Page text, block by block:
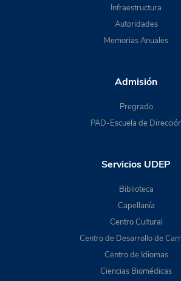
Infraestructura
Autoridades
Memorias Anuales
Admisión
Pregrado
PAD-Escuela de
Servicios UDEP
Biblioteca
Capellanía
Centro Cultural
Centro de Desarrollo de
Centro de Idiomas
Ciencias Biomédicas